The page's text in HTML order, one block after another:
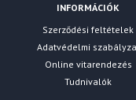
INFORMÁCIÓK
Szerződési feltételek
Adatvédelmi
Online vitarendezés
Tudnivalók